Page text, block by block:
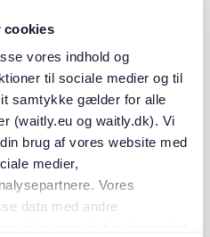
cookies
vores indhold og
til sociale medier og til
samtykke gælder for alle
(waitly.eu og waitly.dk). Vi
brug af vores website med
medier,
Vores
data med andre